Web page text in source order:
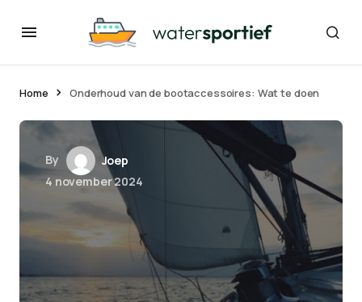
Home Onderhoud van de bootaccessoires: Wat te doen
By
Joep
4 november 2024